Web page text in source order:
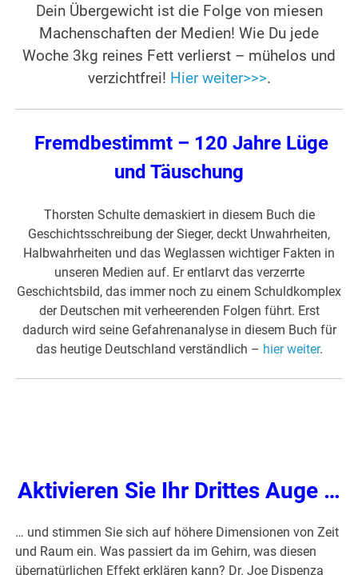
Dein Übergewicht ist die Folge von miesen
Machenschaften der Medien! Wie Du jede
Woche 3kg reines Fett verlierst – mühelos und
verzichtfrei! Hier weiter>>>.
Fremdbestimmt – 120 Jahre Lüge
und Täuschung
Thorsten Schulte demaskiert in diesem Buch die
Geschichtsschreibung der Sieger, deckt Unwahrheiten,
Halbwahrheiten und das Weglassen wichtiger Fakten in
unseren Medien auf. Er entlarvt das verzerrte
Geschichtsbild, das immer noch zu einem Schuldkomplex
der Deutschen mit verheerenden Folgen führt. Erst
dadurch wird seine Gefahrenanalyse in diesem Buch für
das heutige Deutschland verständlich – hier weiter.
Aktivieren Sie Ihr Drittes Auge …
… und stimmen Sie sich auf höhere Dimensionen von Zeit
und Raum ein. Was passiert da im Gehirn, was diesen
übernatürlichen Effekt erklären kann? Dr. Joe Dispenza